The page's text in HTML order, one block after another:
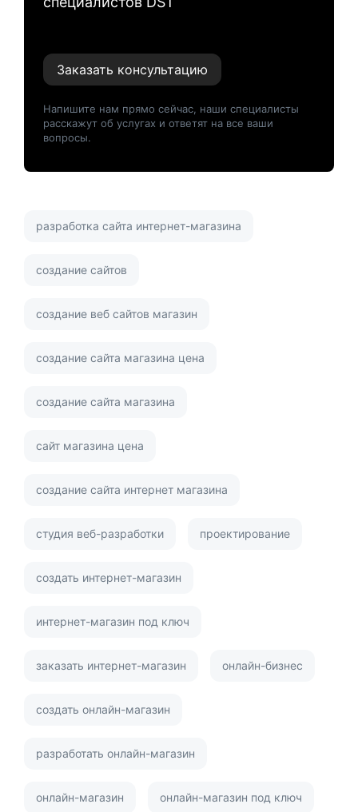
Заказать консультацию
Напишите нам прямо сейчас, наши специалисты
расскажут об услугах и ответят на все ваши
вопросы.
разработка сайта интернет-магазина
создание сайтов
создание веб сайтов магазин
создание сайта магазина цена
создание сайта магазина
сайт магазина цена
создание сайта интернет магазина
студия веб-разработки проектирование
создать интернет-магазин
интернет-магазин под ключ
заказать интернет-магазин онлайн-бизнес
создать онлайн-магазин
разработать онлайн-магазин
онлайн-магазин онлайн-магазин под ключ